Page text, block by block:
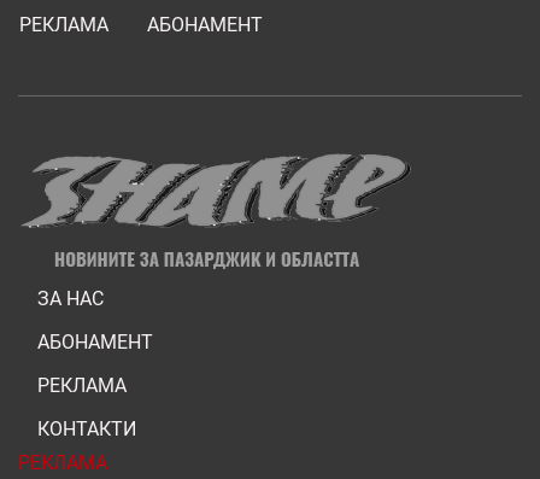
РЕКЛАМА
АБОНАМЕНТ
ЗА НАС
АБОНАМЕНТ
РЕКЛАМА
КОНТАКТИ
РЕКЛАМА